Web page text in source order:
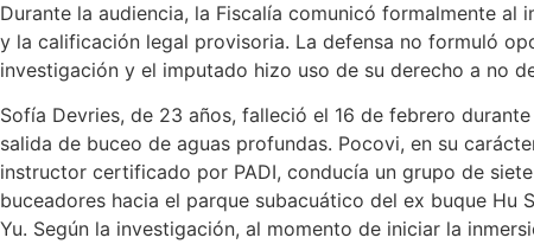
Durante la audiencia, la Fiscalía comunicó formalmente al
y la calificación legal provisoria. La defensa no formuló
investigación y el imputado hizo uso de su derecho a no
Sofía Devries, de 23 años, falleció el 16 de febrero durante
salida de buceo de aguas profundas. Pocovi, en su
instructor certificado por PADI, conducía un grupo de siete
buceadores hacia el parque subacuático del ex buque Hu
Yu. Según la investigación, al momento de iniciar la